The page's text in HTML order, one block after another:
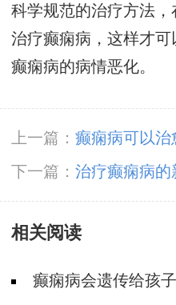
科学规范的治疗方法
治疗癫痫病，这样才
癫痫病的病情恶化。
上一篇： 癫痫病可以治
下一篇： 治疗癫痫病的
相关阅读
癫痫病会遗传给孩